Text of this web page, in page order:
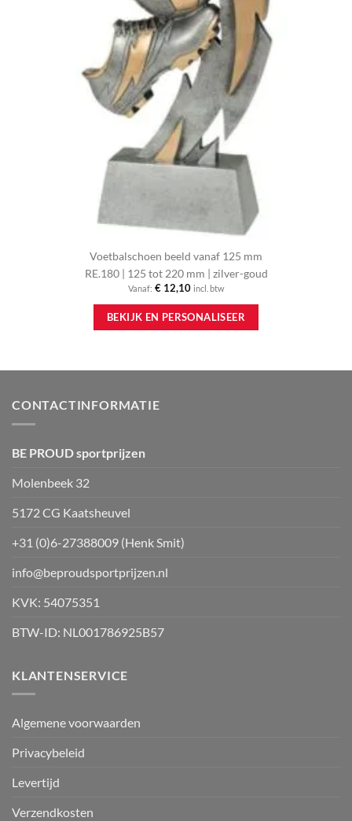
Voetbalschoen beeld vanaf 125 mm
RE.180 | 125 tot 220 mm | zilver-goud
Vanaf: € 12,10 incl. btw
BEKIJK EN PERSONALISEER
heeft
CONTACTINFORMATIE
BE PROUD sportprijzen
Molenbeek 32
5172 CG Kaatsheuvel
+31 (0)6-27388009 (Henk Smit)
info@beproudsportprijzen.nl
KVK: 54075351
BTW-ID: NL001786925B57
KLANTENSERVICE
Algemene voorwaarden
Privacybeleid
Levertijd
Verzendkosten